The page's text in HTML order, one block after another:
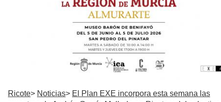
Ricote Noticias
El Plan EXE incorpora esta semana las